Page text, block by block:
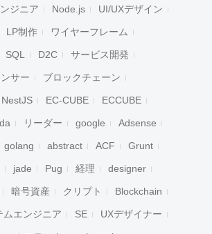
ジニア Node.js UI/UXデザイン
LP制作 ワイヤーフレーム
SQL D2C サービス開発
サー ブロックチェーン
NestJS EC-CUBE ECCUBE
リーダー google Adsense
golang abstract ACF Grunt
jade Pug 経理 designer
暗号資産 クリプト Blockchain
ムエンジニア SE UXデザイナー